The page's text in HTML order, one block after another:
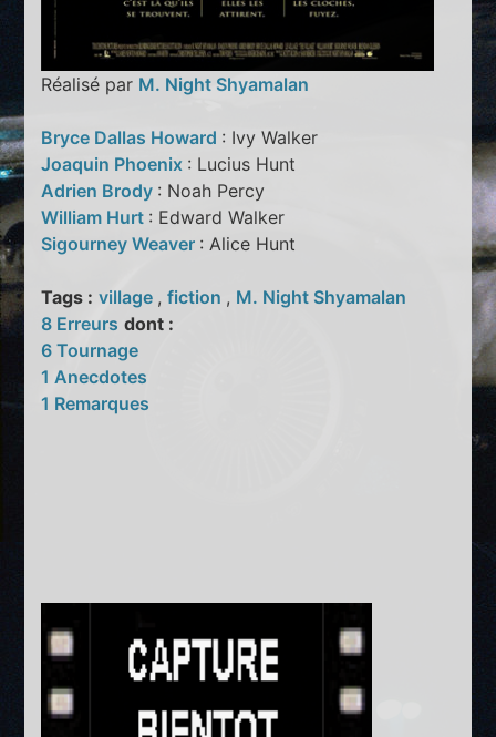
Réalisé par M. Night Shyamalan
Bryce Dallas Howard : Ivy Walker
Joaquin Phoenix : Lucius Hunt
Adrien Brody : Noah Percy
William Hurt : Edward Walker
Sigourney Weaver : Alice Hunt
Tags : village ,fiction , M. Night Shyamalan
8 Erreurs dont :
6 Tournage
1 Anecdotes
1 Remarques